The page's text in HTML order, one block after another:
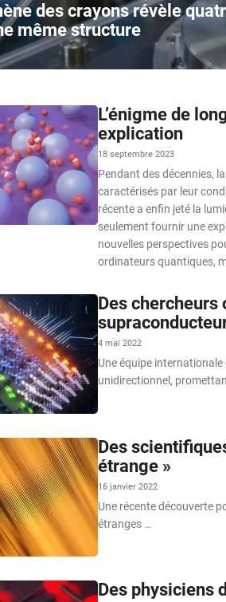
des crayons révèle
même structure
L’énigme de
explication
18 septembre 2023
Pendant des décennies,
caractérisés par leur
récente a enfin jeté la
seulement fournir une
nouvelles perspectives
ordinateurs quantiques,
Des chercheurs
4 mai 2022
Une équipe
unidirectionnel,
Des
étrange »
16 janvier 2022
Une récente découverte
étranges …
Des physiciens